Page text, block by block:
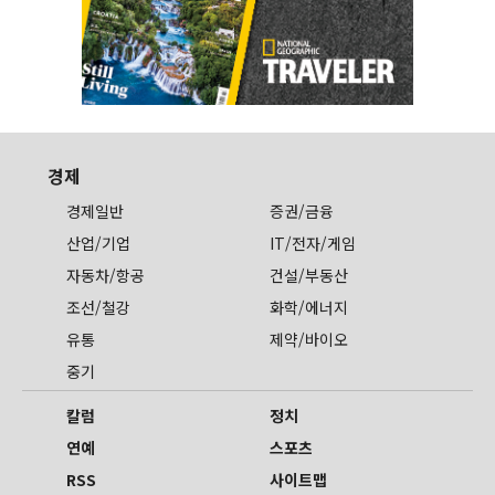
경제
경제일반
증권/금융
산업/기업
IT/전자/게임
자동차/항공
건설/부동산
조선/철강
화학/에너지
유통
제약/바이오
중기
칼럼
정치
연예
스포츠
RSS
사이트맵